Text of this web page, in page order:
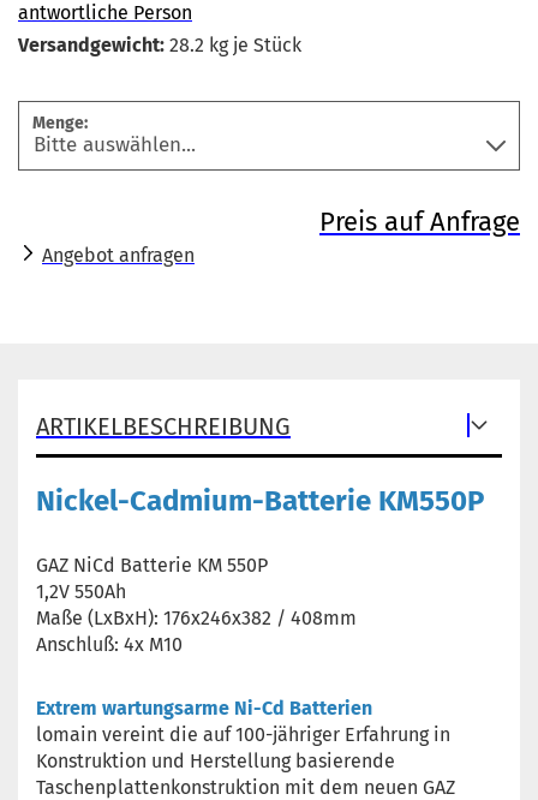
antwortliche Person
Versandgewicht: 28.2 kg je Stück
Menge:
Preis auf Anfrage
Angebot anfragen
ARTIKELBESCHREIBUNG
Nickel-Cadmium-Batterie KM550P
GAZ NiCd Batterie KM 550P
1,2V 550Ah
Maße (LxBxH): 176x246x382 / 408mm
Anschluß: 4x M10
Extrem wartungsarme Ni-Cd Batterien
lomain vereint die auf 100-jähriger Erfahrung in
Konstruktion und Herstellung basierende
Taschenplattenkonstruktion mit dem neuen GAZ